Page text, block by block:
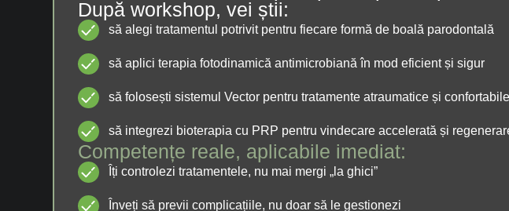
După workshop, vei știi:
să alegi tratamentul potrivit pentru fiecare formă de boală parodontală
să aplici terapia fotodinamică antimicrobiană în mod eficient și sigur
să folosești sistemul Vector pentru tratamente atraumatice și confortabile
să integrezi bioterapia cu PRP pentru vindecare accelerată și
Competențe reale, aplicabile imediat:
Îți controlezi tratamentele, nu mai mergi „la ghici”
Înveți să previi complicațiile, nu doar să le gestionezi